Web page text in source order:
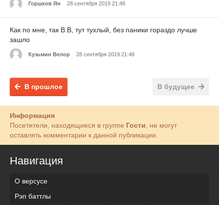
Горшков Ян 28 сентября 2019 21:48
Как по мне, так В.В, тут тухлый, без паники гораздо лучше
зашло
Кузьмин Велор 28 сентября 2019 21:48
В будущее
В прошлое
Информация
Посетители, находящиеся в группе Гости , не могут
оставлять комментарии к данной публикации.
Навигация
О версусе
Рэп баттлы